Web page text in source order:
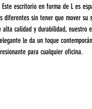
escritorio en forma de L es
diferentes sin tener que mover su
alta calidad y durabilidad, nuestro
le da un toque
para cualquier oficina.